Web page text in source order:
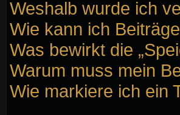
Weshalb wurde ich
Wie kann ich
Was bewirkt die
Warum muss mein
Wie markiere ich ein